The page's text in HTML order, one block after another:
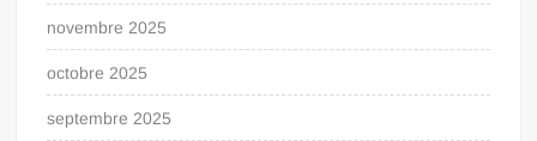
novembre 2025
octobre 2025
septembre 2025